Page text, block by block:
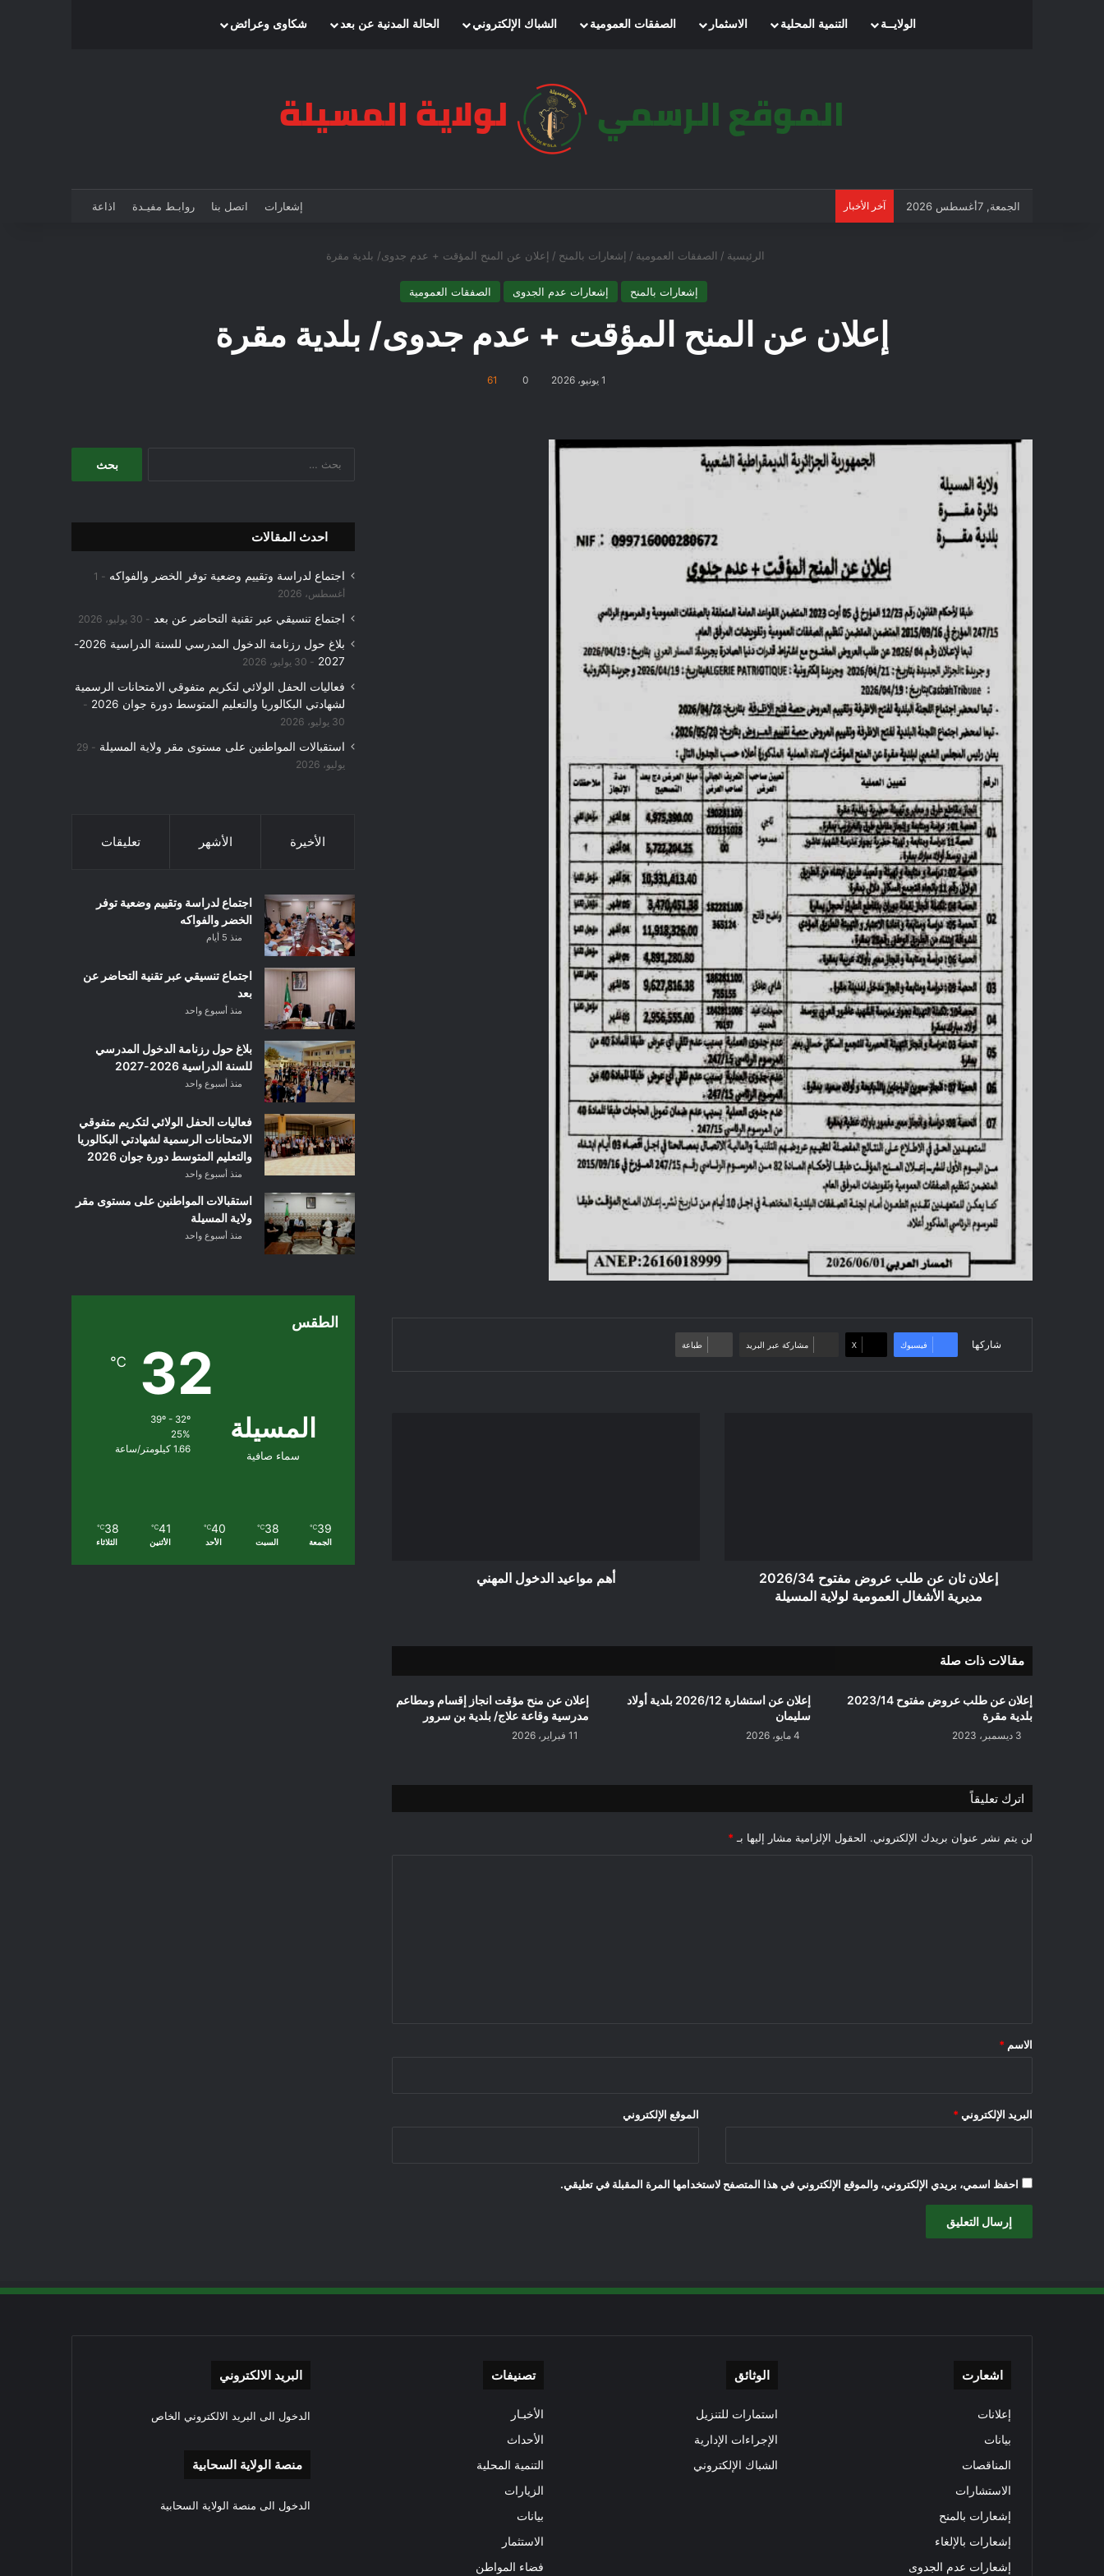
الرئيسيةالولايــة التنمية المحلية الاسثمار الصفقات العمومية الشباك الإلكتروني الحالة المدنية عن بعد شكاوى وعرائض
الجمعة, 7أغسطس 2026 آخر الأخبار إشعارات اتصل بنا روابـط مفيـدة اذاعة
الرئيسية / الصفقات العمومية / إشعارات بالمنح / إعلان عن المنح المؤقت + عدم جدوى/ بلدية مقرة
إشعارات بالمنح إشعارات عدم الجدوى الصفقات العمومية
إعلان عن المنح المؤقت + عدم جدوى/ بلدية مقرة
1 يونيو، 2026 0
61
شاركها فيسبوك ‫X مشاركة عبر البريد طباعة
العمومية
إعلان ثان عن طلب عروض مفتوح 2026/34
مديرية الأشغال العمومية لولاية المسيلة
أهم مواعيد الدخول المهني
مقالات ذات صلة
إعلان عن طلب عروض مفتوح 2023/14
بلدية مقرة
3 ديسمبر، 2023
إعلان عن استشارة 2026/12 بلدية أولاد
سليمان
4 مايو، 2026
إعلان عن منح مؤقت انجاز إقسام ومطاعم
مدرسية وقاعة علاج/ بلدية بن سرور
11 فبراير، 2026
اترك تعليقاً
لن يتم نشر عنوان بريدك الإلكتروني. الحقول الإلزامية مشار إليها بـ *
*
الاسم *
البريد الإلكتروني * الموقع الإلكتروني
احفظ اسمي، بريدي الإلكتروني، والموقع الإلكتروني في هذا المتصفح لاستخدامها المرة المقبلة في تعليقي.
احدث المقالات
اجتماع لدراسة وتقييم وضعية توفر الخضر والفواكه
1
أغسطس، 2026
اجتماع تنسيقي عبر تقنية التحاضر عن بعد 30 يوليو، 2026
بلاغ حول رزنامة الدخول المدرسي للسنة الدراسية 2026-
2027
30 يوليو، 2026
فعاليات الحفل الولائي لتكريم متفوقي الامتحانات الرسمية
لشهادتي البكالوريا والتعليم المتوسط دورة جوان 2026
30 يوليو، 2026
استقبالات المواطنين على مستوى مقر ولاية المسيلة
29
يوليو، 2026
الأخيرة الأشهر تعليقات
اجتماع لدراسة وتقييم وضعية توفر
الخضر والفواكه
منذ 5 أيام
اجتماع تنسيقي عبر تقنية التحاضر عن
بعد
منذ أسبوع واحد
بلاغ حول رزنامة الدخول المدرسي
للسنة الدراسية 2026-2027
منذ أسبوع واحد
فعاليات الحفل الولائي لتكريم متفوقي
الامتحانات الرسمية لشهادتي البكالوريا
والتعليم المتوسط دورة جوان 2026
منذ أسبوع واحد
استقبالات المواطنين على مستوى مقر
ولاية المسيلة
منذ أسبوع واحد
الطقس
المسيلة
سماء صافية
32
℃
39º - 32º
25%
1.66 كيلومتر/ساعة
39
℃
الجمعة
38
℃
السبت
40
℃
الأحد
41
℃
الأثنين
38
℃
الثلاثاء
اشعارت
إعلانات
بيانات
المناقصات
الاستشارات
إشعارات بالمنح
إشعارات بالإلغاء
إشعارات عدم الجدوى
الوثائق
استمارات للتنزيل
الإجراءات الإدارية
الشباك الإلكتروني
تصنيفات
الأخبـار
الأحداث
التنمية المحلية
الزيارات
بيانات
الاستثمار
فضاء المواطن
البريد الالكتروني
الدخول الى البريد الالكتروني الخاص
منصة الولاية السحابية
الدخول الى منصة الولاية السحابية